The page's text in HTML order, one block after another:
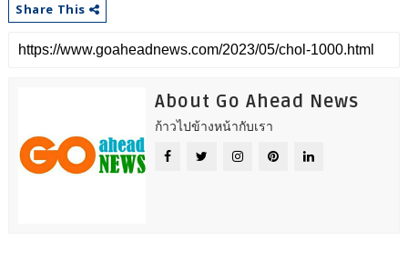
Share This
About Go Ahead News
ก้าวไปข้างหน้ากับเรา